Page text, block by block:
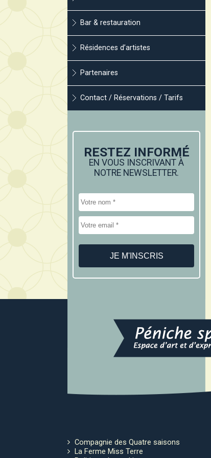
Bar & restauration
Résidences d’artistes
Partenaires
Contact / Réservations / Tarifs
RESTEZ INFORMÉ
EN VOUS INSCRIVANT À
NOTRE NEWSLETTER.
Compagnie des Quatre saisons
La Ferme Miss Terre